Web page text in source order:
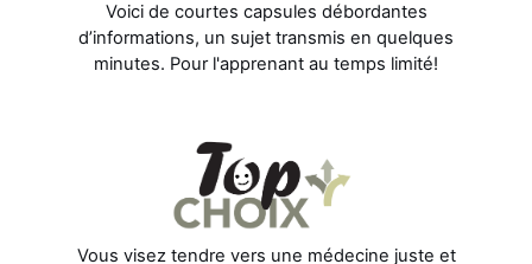
Voici de courtes capsules débordantes
d’informations, un sujet transmis en quelques
minutes. Pour l'apprenant au temps limité!
Vous visez tendre vers une médecine juste et